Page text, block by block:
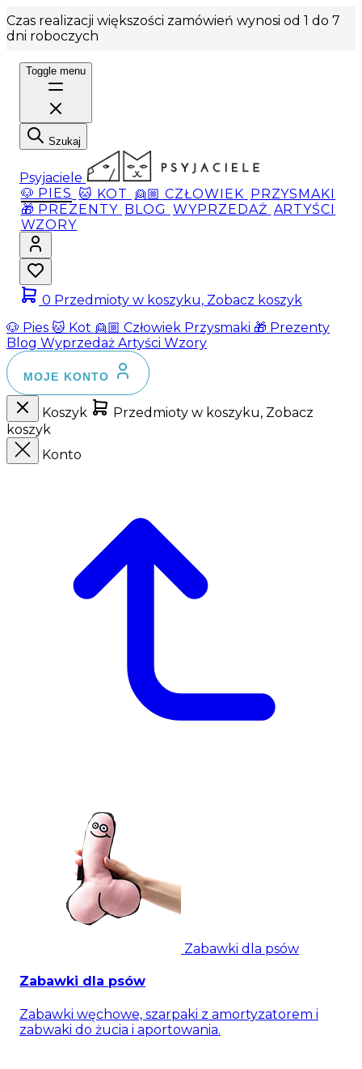
Czas realizacji większości zamówień wynosi od 1 do 7
dni roboczych
Toggle menu
Szukaj
Psyjaciele
🐶 PIES 🐱 KOT 👱🏼 CZŁOWIEK PRZYSMAKI
🎁 PREZENTY BLOG WYPRZEDAŻ ARTYŚCI
WZORY
0 Przedmioty w koszyku, Zobacz koszyk
🐶 Pies 🐱 Kot 👱🏼 Człowiek Przysmaki 🎁 Prezenty
Blog Wyprzedaż Artyści Wzory
MOJE KONTO
Koszyk
Przedmioty w koszyku, Zobacz
koszyk
Konto
Zabawki dla psów
Zabawki dla psów
Zabawki węchowe, szarpaki z amortyzatorem i
zabwaki do żucia i aportowania.